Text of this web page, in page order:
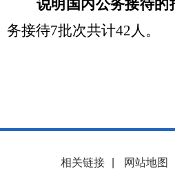
说明国内公务接待的
务接待7批次共计42人。
相关链接 网站地图